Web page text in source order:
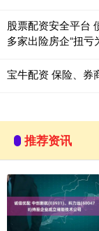
股票配资安全平台
多家出险房企“扭亏
宝牛配资 保险、券
推荐资讯